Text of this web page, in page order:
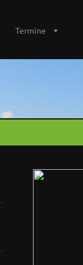
Termine